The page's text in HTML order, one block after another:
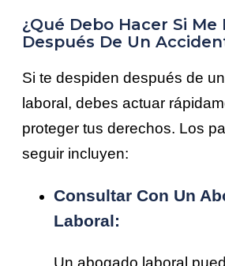
¿Qué Debo Hacer Si Me
Después De Un
Si te despiden después de
laboral, debes actuar
proteger tus derechos. Los
seguir incluyen:
Consultar Con Un
Laboral:
Un abogado laboral